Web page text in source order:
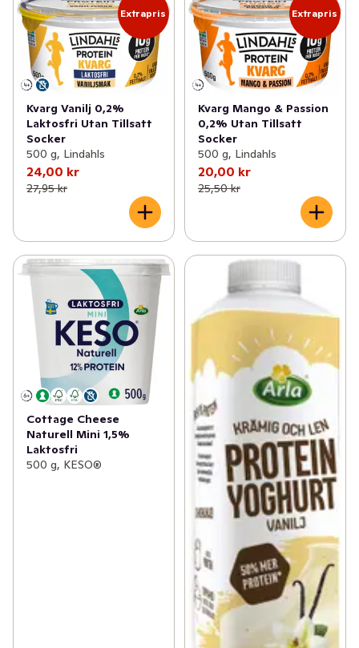
Extrapris
Kvarg Vanilj 0,2%
Laktosfri Utan Tillsatt
Socker
500 g, Lindahls
24,00 kr
27,95 kr
Extrapris
Kvarg Mango & Passion
0,2% Utan Tillsatt
Socker
500 g, Lindahls
20,00 kr
25,50 kr
Cottage Cheese
Naturell Mini 1,5%
Laktosfri
500 g, KESO®